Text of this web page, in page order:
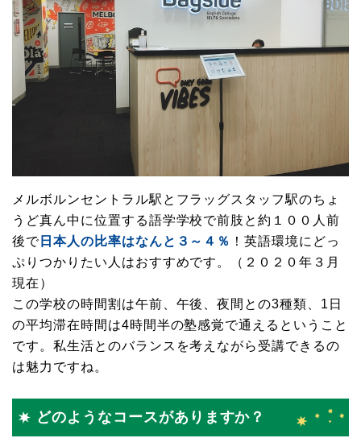
メルボルンセントラル駅とフラッグスタッフ駅のちょ
うど真ん中に位置する語学学校で前肢と約１００人前
後で日本人の比率はなんと３～４％ ！英語環境にどっ
ぷりつかりたい人はおすすめです。（２０２０年３月
現在）
この学校の時間割は午前、午後、夜間との3種類、1日
の平均滞在時間は4時間半の塾感覚で通えるということ
です。私生活とのバランスを考えながら受講できるの
は魅力ですね。
どのようなコースがありますか？